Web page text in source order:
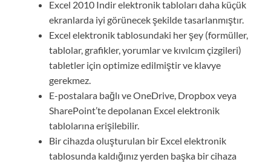
Excel 2010 Indir elektronik tabloları daha küçük
ekranlarda iyi görünecek şekilde tasarlanmıştır.
Excel elektronik tablosundaki her şey (formüller,
tablolar, grafikler, yorumlar ve kıvılcım çizgileri)
tabletler için optimize edilmiştir ve klavye
gerekmez.
E-postalara bağlı ve OneDrive, Dropbox veya
SharePoint’te depolanan Excel elektronik
tablolarına erişilebilir.
Bir cihazda oluşturulan bir Excel elektronik
tablosunda kaldığınız yerden başka bir cihaza